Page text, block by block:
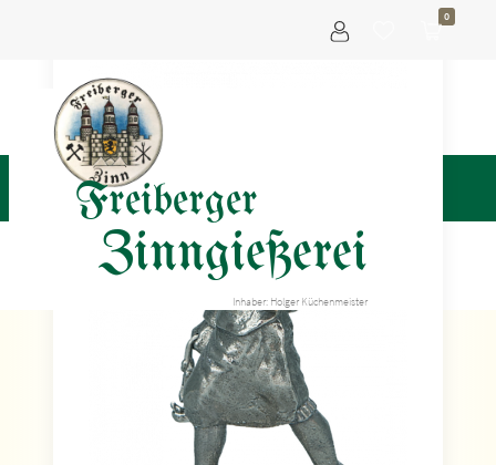
Freiberger
Zinngießerei
Inhaber: Holger Küchenmeister
0